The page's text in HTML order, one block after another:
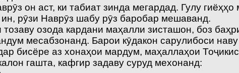
он аст, ки табиат зинда мегардад. Гулу
рӯзи Наврӯз шабу рӯз баробар мешаванд.
озода кардани маҳалли зисташон, боз
месабзонанд. Барои кӯдакон сарулибоси
бисёре аз хонаҳои мардум, маҳаллаҳои
гашта, кафгир задаву суруд мехонанд: